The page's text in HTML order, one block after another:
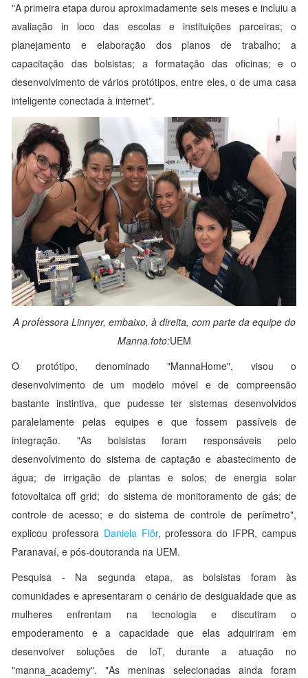
"A primeira etapa durou aproximadamente seis meses e incluiu a
avaliação in loco das escolas e instituições parceiras; o
planejamento e elaboração dos planos de trabalho; a
capacitação das bolsistas; a formatação das oficinas; e o
desenvolvimento de vários protótipos, entre eles, o de uma casa
inteligente conectada à internet".
A professora Linnyer, embaixo, à direita, com parte da equipe do
Manna.foto:UEM
O protótipo, denominado "MannaHome", visou o
desenvolvimento de um modelo móvel e de compreensão
bastante instintiva, que pudesse ter sistemas desenvolvidos
paralelamente pelas equipes e que fossem passíveis de
integração. "As bolsistas foram responsáveis pelo
desenvolvimento do sistema de captação e abastecimento de
água; de irrigação de plantas e solos; de energia solar
fotovoltaica off grid; do sistema de monitoramento de gás; de
controle de acesso; e do sistema de controle de perímetro",
explicou professora Daniela Flôr, professora do IFPR, campus
Paranavaí, e pós-doutoranda na UEM.
Pesquisa - Na segunda etapa, as bolsistas foram às
comunidades e apresentaram o cenário de desigualdade que as
mulheres enfrentam na tecnologia e discutiram o
empoderamento e a capacidade que elas adquiriram em
desenvolver soluções de IoT, durante a atuação no
"manna_academy". "As meninas selecionadas ainda foram